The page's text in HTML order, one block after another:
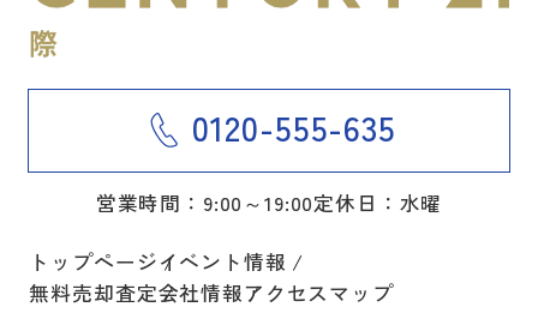
0120-555-635
営業時間：9:00～19:00定休日：水曜
トップページイベント情報
無料売却査定会社情報アクセスマップ